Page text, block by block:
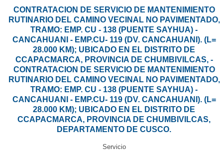
CONTRATACION DE SERVICIO DE MANTENIMIENTO
RUTINARIO DEL CAMINO VECINAL NO PAVIMENTADO,
TRAMO: EMP. CU - 138 (PUENTE SAYHUA) -
CANCAHUANI - EMP.CU- 119 (DV. CANCAHUANI). (L=
28.000 KM); UBICADO EN EL DISTRITO DE
CCAPACMARCA, PROVINCIA DE CHUMBIVILCAS, -
CONTRATACION DE SERVICIO DE MANTENIMIENTO
RUTINARIO DEL CAMINO VECINAL NO PAVIMENTADO,
TRAMO: EMP. CU - 138 (PUENTE SAYHUA) -
CANCAHUANI - EMP.CU- 119 (DV. CANCAHUANI). (L=
28.000 KM); UBICADO EN EL DISTRITO DE
CCAPACMARCA, PROVINCIA DE CHUMBIVILCAS,
DEPARTAMENTO DE CUSCO.
Servicio